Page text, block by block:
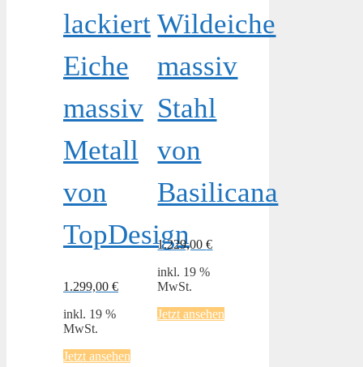
lackiert
Eiche
massiv
Metall
von
TopDesign
1.299,00 €
inkl. 19 %
MwSt.
Jetzt ansehen
Wildeiche
massiv
Stahl
von
Basilicana
1.229,00€
inkl. 19 %
MwSt.
Jetzt ansehen